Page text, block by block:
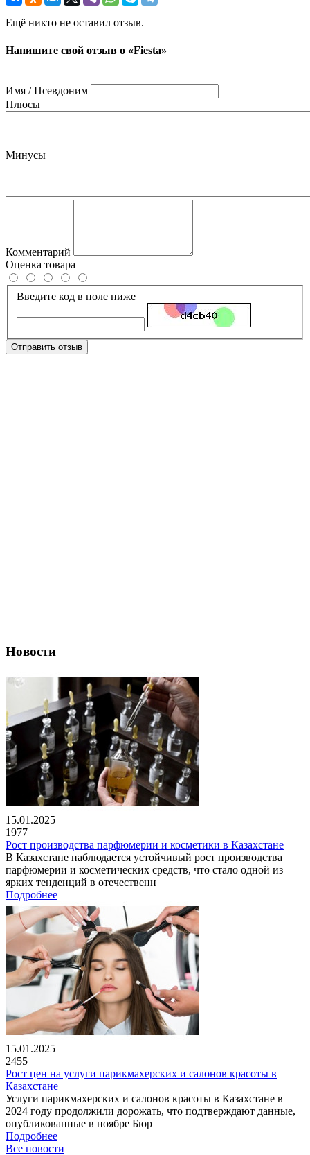
Ещё никто не оставил отзыв.
Напишите свой отзыв о «Fiesta»
Имя / Псевдоним
Плюсы
Минусы
Комментарий
Оценка товара
Введите код в поле ниже
Отправить отзыв
Новости
15.01.2025
1977
Рост производства парфюмерии и косметики в Казахстане
В Казахстане наблюдается устойчивый рост производства
парфюмерии и косметических средств, что стало одной из
ярких тенденций в отечественн
Подробнее
15.01.2025
2455
Рост цен на услуги парикмахерских и салонов красоты в
Казахстане
Услуги парикмахерских и салонов красоты в Казахстане в
2024 году продолжили дорожать, что подтверждают данные,
опубликованные в ноябре Бюр
Подробнее
Все новости